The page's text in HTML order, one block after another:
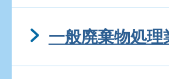
一般廃棄物処